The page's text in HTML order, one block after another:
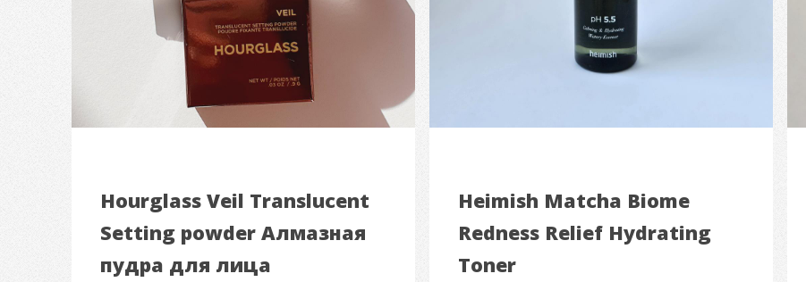
Hourglass Veil Translucent
Setting powder Алмазная
пудра для лица
Heimish Matcha Biome
Redness Relief Hydrating
Toner